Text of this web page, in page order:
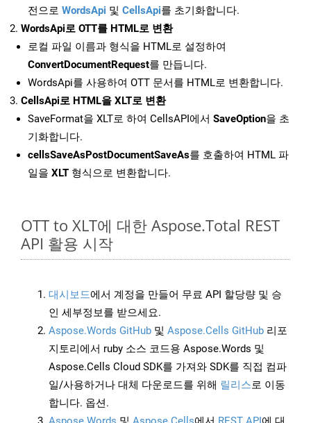
전으로 WordsApi 및 CellsApi를 초기화합니다.
WordsApi로 OTT를 HTML로 변환
로컬 파일 이름과 형식을 HTML로 설정하여
ConvertDocumentRequest를 만듭니다.
WordsApi를 사용하여 OTT 문서를 HTML로 변환합니다.
CellsApi로 HTML을 XLT로 변환
SaveFormat을 XLT로 하여 CellsAPI에서 SaveOption을 초
기화합니다.
cellsSaveAsPostDocumentSaveAs를 호출하여 HTML 파
일을 XLT 형식으로 변환합니다.
OTT to XLT에 대한 Aspose.Total REST
API 활용 시작
대시보드에서 계정을 만들어 무료 API 할당량 및 승
인 세부정보를 받으세요.
Aspose.Words GitHub 및 Aspose.Cells GitHub 리포
지토리에서 ruby 소스 코드용 Aspose.Words 및
Aspose.Cells Cloud SDK를 가져와 SDK를 직접 컴파
일/사용하거나 대체 다운로드를 위해 릴리스로 이동
합니다. 옵션.